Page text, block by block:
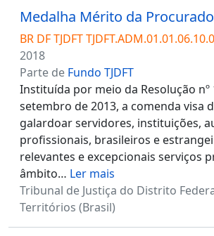
BR DF TJDFT
2018
Parte de Fundo TJDFT
Instituída por meio da Resolução nº
setembro de 2013, a comenda visa
galardoar servidores, instituições,
profissionais, brasileiros e
relevantes e excepcionais serviços
âmbito… Ler mais
Tribunal de Justiça do Distrito
Territórios (Brasil)